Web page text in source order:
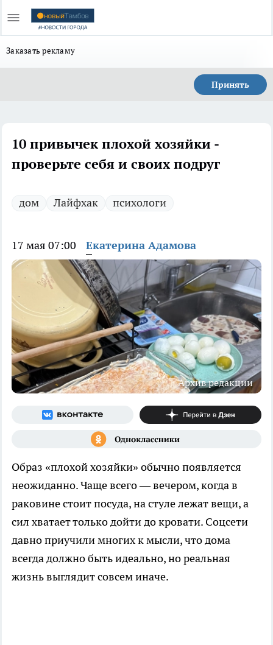
Заказать рекламу
Принять
10 привычек плохой хозяйки -
проверьте себя и своих подруг
дом Лайфхак психологи
17 мая 07:00 Екатерина Адамова
Архив редакции
Образ «плохой хозяйки» обычно появляется
неожиданно. Чаще всего — вечером, когда в
раковине стоит посуда, на стуле лежат вещи, а
сил хватает только дойти до кровати. Соцсети
давно приучили многих к мысли, что дома
всегда должно быть идеально, но реальная
жизнь выглядит совсем иначе.